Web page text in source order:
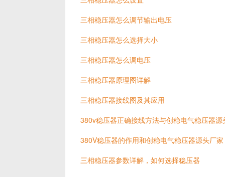
三相稳压器怎么调节输出电压
三相稳压器怎么选择大小
三相稳压器怎么调电压
三相稳压器原理图详解
三相稳压器接线图及其应用
380v稳压器正确接线方法与创稳电气稳压器源
380V稳压器的作用和创稳电气稳压器源头厂家
三相稳压器参数详解，如何选择稳压器